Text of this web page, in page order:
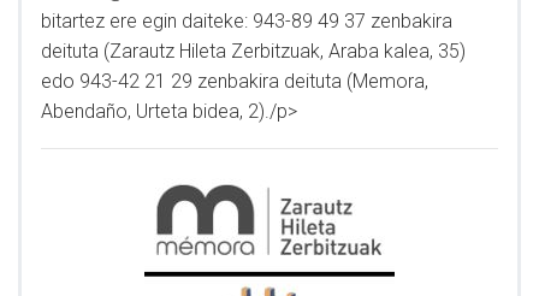
bitartez ere egin daiteke: 943-89 49 37 zenbakira
deituta (Zarautz Hileta Zerbitzuak, Araba kalea, 35)
edo 943-42 21 29 zenbakira deituta (Memora,
Abendaño, Urteta bidea, 2)./p>